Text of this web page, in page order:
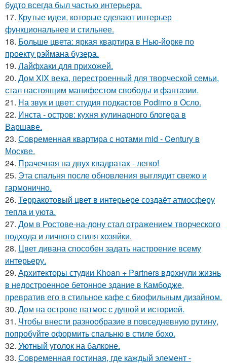
будто всегда был частью интерьера.
17. Крутые идеи, которые сделают интерьер
функциональнее и стильнее.
18. Больше цвета: яркая квартира в Нью-йорке по
проекту рэймана бузера.
19. Лайфхаки для прихожей.
20. Дом XIX века, перестроенный для творческой семьи,
стал настоящим манифестом свободы и фантазии.
21. На звук и цвет: студия подкастов Podimo в Осло.
22. Инста - остров: кухня кулинарного блогера в
Варшаве.
23. Современная квартира с нотами mid - Century в
Москве.
24. Прачечная на двух квадратах - легко!
25. Эта спальня после обновления выглядит свежо и
гармонично.
26. Терракотовый цвет в интерьере создаёт атмосферу
тепла и уюта.
27. Дом в Ростове-на-дону стал отражением творческого
подхода и личного стиля хозяйки.
28. Цвет дивана способен задать настроение всему
интерьеру.
29. Архитекторы студии Khoan + Partners вдохнули жизнь
в недостроенное бетонное здание в Камбодже,
превратив его в стильное кафе с биофильным дизайном.
30. Дом на острове патмос с душой и историей.
31. Чтобы внести разнообразие в повседневную рутину,
попробуйте оформить спальню в стиле бохо.
32. Уютный уголок на балконе.
33. Современная гостиная, где каждый элемент -